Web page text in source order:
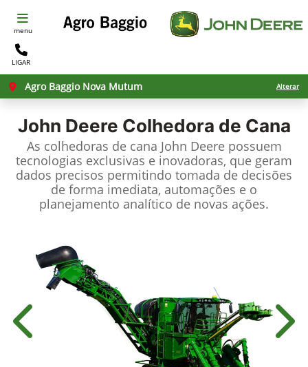
menu
LIGAR
Agro Baggio Nova Mutum Alterar
John Deere Colhedora de Cana
As colhedoras de cana John Deere possuem
tecnologias exclusivas e inovadoras, que geram
dados precisos permitindo tomada de decisões
de forma imediata, automações e o
planejamento analítico de novas ações.
Anterior